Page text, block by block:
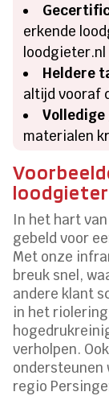
erkende
loodgieter.nl
Heldere
altijd vooraf
materialen
loodgieter
In het hart
gebeld voor
Met onze
breuk snel,
andere klant
in het
verholpen.
ondersteunen
regio